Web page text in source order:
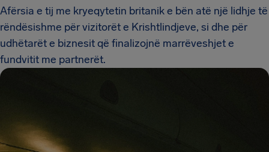
Afërsia e tij me kryeqytetin britanik e bën atë një lidhje të
rëndësishme për vizitorët e Krishtlindjeve, si dhe për
udhëtarët e biznesit që finalizojnë marrëveshjet e
fundvitit me partnerët.